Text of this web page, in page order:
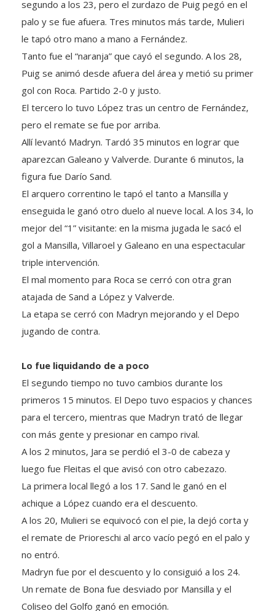
palo y se fue afuera. Tres minutos más tarde, Mulieri
le tapó otro mano a mano a Fernández.
Tanto fue el “naranja” que cayó el segundo. A los 28,
Puig se animó desde afuera del área y metió su primer
gol con Roca. Partido 2-0 y justo.
El tercero lo tuvo López tras un centro de Fernández,
pero el remate se fue por arriba.
Allí levantó Madryn. Tardó 35 minutos en lograr que
aparezcan Galeano y Valverde. Durante 6 minutos, la
figura fue Darío Sand.
El arquero correntino le tapó el tanto a Mansilla y
enseguida le ganó otro duelo al nueve local. A los 34, lo
mejor del “1” visitante: en la misma jugada le sacó el
gol a Mansilla, Villaroel y Galeano en una espectacular
triple intervención.
El mal momento para Roca se cerró con otra gran
atajada de Sand a López y Valverde.
La etapa se cerró con Madryn mejorando y el Depo
jugando de contra.
El segundo tiempo no tuvo cambios durante los
primeros 15 minutos. El Depo tuvo espacios y chances
para el tercero, mientras que Madryn trató de llegar
con más gente y presionar en campo rival.
A los 2 minutos, Jara se perdió el 3-0 de cabeza y
luego fue Fleitas el que avisó con otro cabezazo.
La primera local llegó a los 17. Sand le ganó en el
achique a López cuando era el descuento.
A los 20, Mulieri se equivocó con el pie, la dejó corta y
el remate de Prioreschi al arco vacío pegó en el palo y
no entró.
Madryn fue por el descuento y lo consiguió a los 24.
Un remate de Bona fue desviado por Mansilla y el
Coliseo del Golfo ganó en emoción.